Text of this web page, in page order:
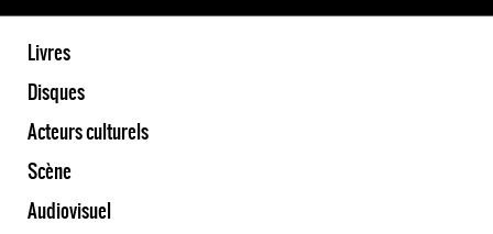
Livres
Disques
Acteurs culturels
Scène
Audiovisuel